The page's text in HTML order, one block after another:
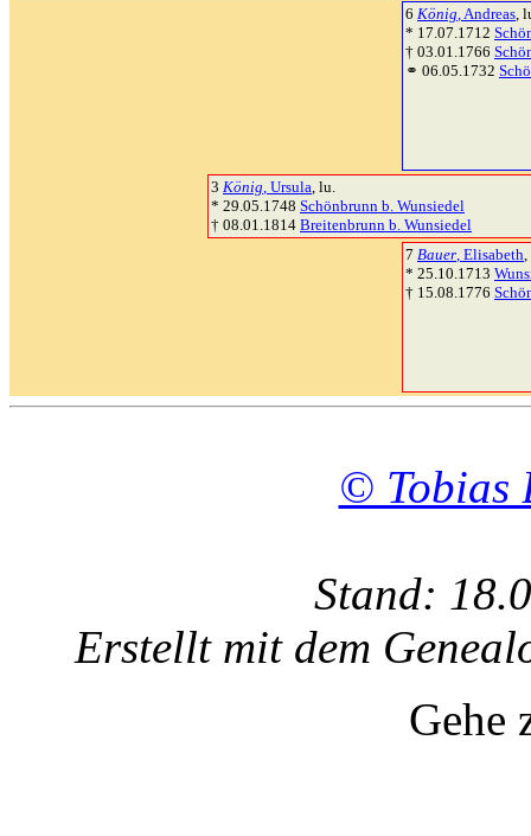
6 König, Andreas,
* 17.07.1712
† 03.01.1766
⚭ 06.05.1732
3 König, Ursula, lu.
* 29.05.1748 Schönbrunn b. Wunsiedel
† 08.01.1814 Breitenbrunn b. Wunsiedel
7 Bauer, Elisabeth,
* 25.10.1713
† 15.08.1776
© Tobias
Stand:
Erstellt mit dem
Gehe